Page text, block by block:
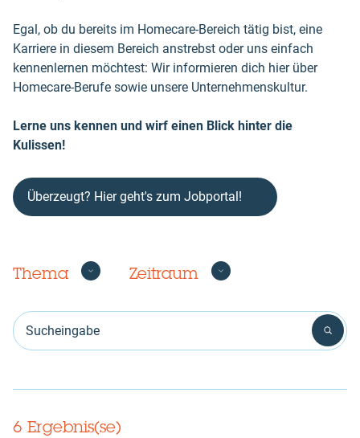
Egal, ob du bereits im Homecare-Bereich tätig bist, eine
Karriere in diesem Bereich anstrebst oder uns einfach
kennenlernen möchtest: Wir informieren dich hier über
Homecare-Berufe sowie unsere Unternehmenskultur.
Lerne uns kennen und wirf einen Blick hinter die
Kulissen!
Überzeugt? Hier geht's zum Jobportal!
Thema Zeitraum
Sucheingabe
6 Ergebnis(se)